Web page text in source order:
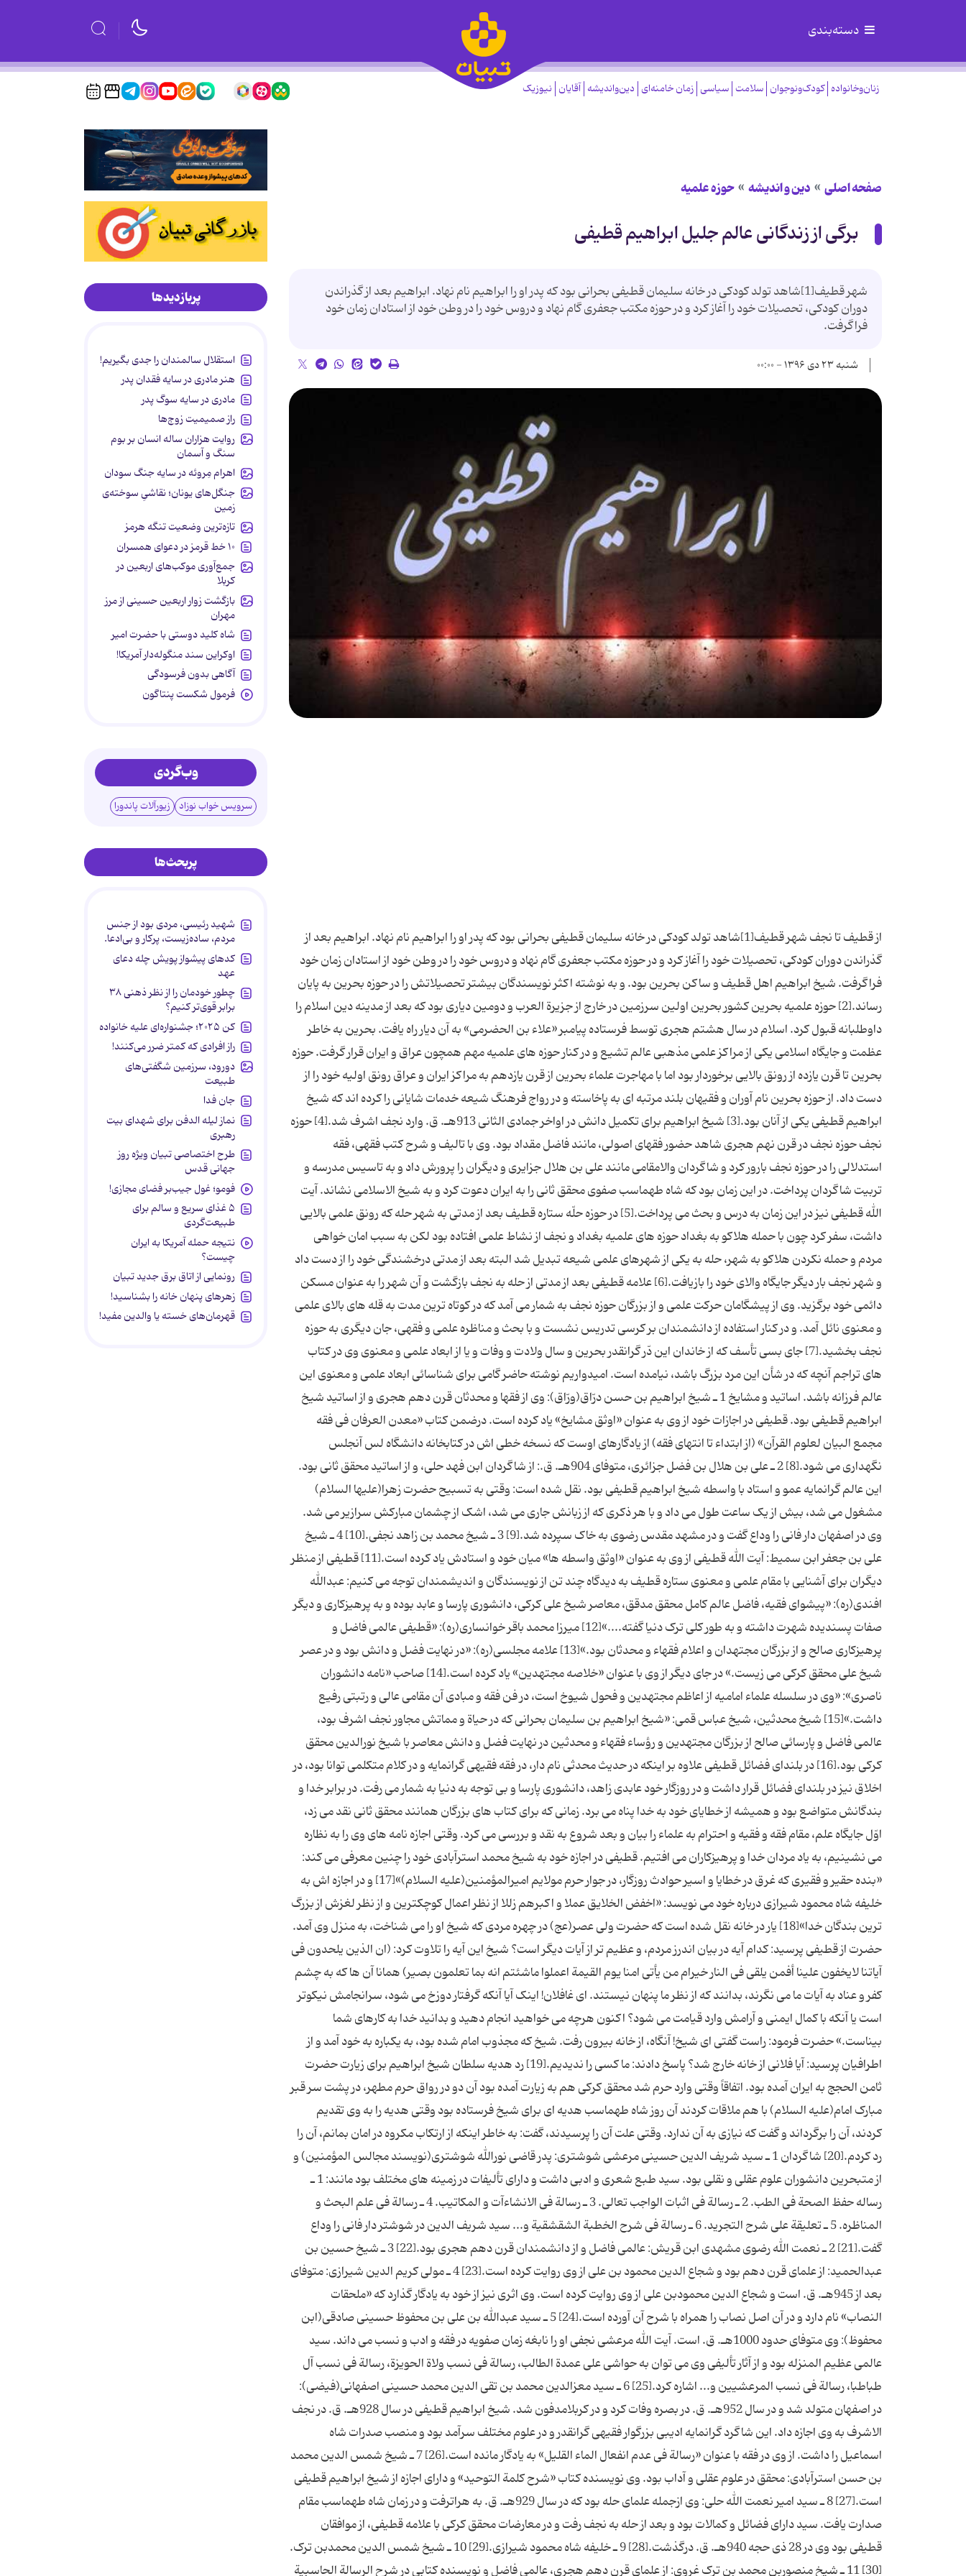
دسته‌بندی
زنان‌وخانواده کودک‌ونوجوان سلامت سیاسی زمان خامنه‌ای دین‌واندیشه آقایان نیوزیک
صفحه اصلی دین و اندیشه حوزه علمیه
برگی از زندگانی عالم جلیل ابراهیم قطیفی
شهر قطیف[1]شاهد تولد کودکی در خانه سلیمان قطیفی بحرانی بود که پدر او را ابراهیم نام نهاد. ابراهیم بعد از گذراندن
دوران کودکی، تحصیلات خود را آغاز کرد و در حوزه مکتب جعفری گام نهاد و دروس خود را در وطن خود از استادان زمان خود
فراگرفت.
شنبه ۲۳ دی ۱۳۹۶ - ۰۰:۰۰
پربازدیدها
استقلال سالمندان را جدی بگیریم!
هنر مادری در سایه‌ فقدان پدر
مادری در سایه سوگ پدر
راز صمیمیت زوج‌ها
روایت هزاران ساله انسان بر بوم
سنگ و آسمان
اهرام مِروئه در سایه جنگ سودان
جنگل‌های یونان؛ نقاشیِ سوخته‌ی
زمین
تازه‌ترین وضعیت تنگه هرمز
۱۰ خط قرمز در دعوای همسران
جمع‌آوری موکب‌های اربعین در
کربلا
بازگشت زوار اربعین حسینی از مرز
مهران
شاه کلید دوستی با حضرت امیر
اوکراین سند منگوله‌دار آمریکا!
آگاهی بدون فرسودگی
فرمول شکست پنتاگون
وب‌گردی
سرویس خواب نوزاد زیورآلات پاندورا
پربحث‌ها
شهید رئیسی، مردی بود از جنس
مردم، ساده‌زیست، پرکار و بی‌ادعا.
کدهای پیشواز پویش چله دعای
عهد
چطور خودمان را از نظر ذهنی ۳۸
برابر قوی‌تر کنیم؟
کن ۲۰۲۵؛ جشنواره‌ای علیه خانواده
راز افرادی که کمتر ضرر می‌کنند!
دورود، سرزمین شگفتی‌های
طبیعت
جان فدا
نماز لیله الدفن برای شهدای بیت
رهبری
طرح اختصاصی تبیان ویژه روز
جهانی قدس
فومو؛ غول جیب‌بر فضای مجازی!
۵ غذای سریع و سالم برای
طبیعت‌گردی
نتیجه حمله آمریکا به ایران
چیست؟
رونمایی از اتاق برق جدید تبیان
زهرهای پنهان خانه را بشناسید!
قهرمان‌های خسته یا والدین مفید!